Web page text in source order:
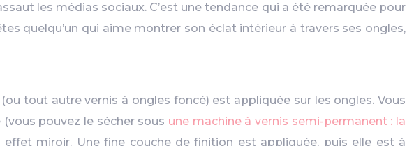
les médias sociaux. C’est une tendance qui a été remarquée pour
quelqu’un qui aime montrer son éclat intérieur à travers ses ongles,
tout autre vernis à ongles foncé) est appliquée sur les ongles. Vous
pouvez le sécher sous une machine à vernis semi-permanent : la
miroir. Une fine couche de finition est appliquée, puis elle est à